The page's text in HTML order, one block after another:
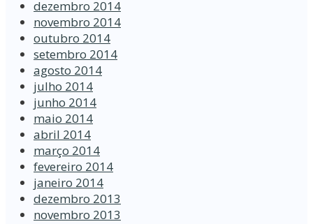
dezembro 2014
novembro 2014
outubro 2014
setembro 2014
agosto 2014
julho 2014
junho 2014
maio 2014
abril 2014
março 2014
fevereiro 2014
janeiro 2014
dezembro 2013
novembro 2013